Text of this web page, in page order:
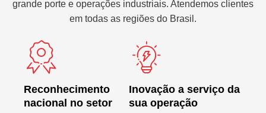
grande porte e operações industriais. Atendemos clientes
em todas as regiões do Brasil.
Reconhecimento
nacional no setor
Inovação a serviço da
sua operação